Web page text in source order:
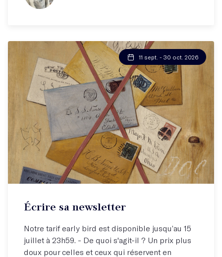
Écrivez votre newsletter !
11 sept. - 30 oct. 2026
Écrire sa newsletter
Notre tarif early bird est disponible jusqu’au 15
juillet à 23h59. - De quoi s'agit-il ? Un prix plus
doux pour celles et ceux qui réservent en